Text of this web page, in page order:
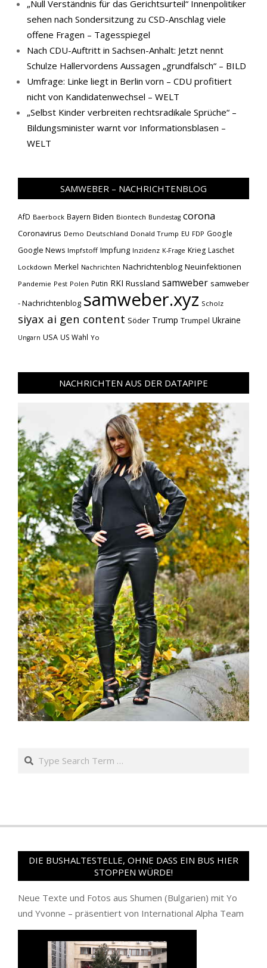
„Null Verständnis für das Gerichtsurteil“ Innenpolitiker
sehen nach Sondersitzung zu CSD-Anschlag viele
offene Fragen – Tagesspiegel
Nach CDU-Auftritt in Sachsen-Anhalt: Jetzt nennt
Schulze Hallervordens Aussagen „grundfalsch“ – BILD
Umfrage: Linke liegt in Berlin vorn – CDU profitiert
nicht von Kandidatenwechsel – WELT
„Selbst Kinder verbreiten rechtsradikale Sprüche“ –
Bildungsminister warnt vor Informationsblasen –
WELT
SAMWEBER – NACHRICHTENBLOG
AfD Baerbock Bayern Biden Biontech Bundestag corona
Coronavirus Demo Deutschland Donald Trump EU FDP Google
Google News Impfstoff Impfung Inzidenz K-Frage Krieg Laschet
Lockdown Merkel Nachrichten Nachrichtenblog Neuinfektionen
Pandemie Pest Polen Putin RKI Russland samweber samweber
- Nachrichtenblog samweber.xyz Scholz
siyax ai gen content Söder Trump Trumpel Ukraine
Ungarn USA US Wahl Yo
NACHRICHTEN AUS DER DATAPIPE
Search
DIE BUSHALTESTELLE, OHNE DASS EIN BUS HIER
STOPPEN WÜRDE!
Neue Texte und Fotos aus Shumen (Bulgarien) mit Yo
und Yvonne – präsentiert von International Alpha Team